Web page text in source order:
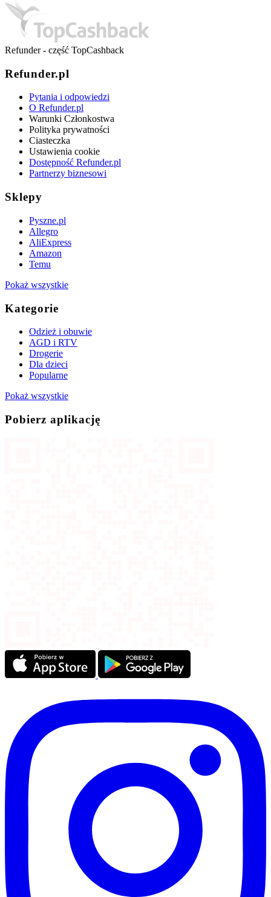
Refunder - część TopCashback
Refunder.pl
Pytania i odpowiedzi
O Refunder.pl
Warunki Członkostwa
Polityka prywatności
Ciasteczka
Ustawienia cookie
Dostępność Refunder.pl
Partnerzy biznesowi
Sklepy
Pyszne.pl
Allegro
AliExpress
Amazon
Temu
Pokaż wszystkie
Kategorie
Odzież i obuwie
AGD i RTV
Drogerie
Dla dzieci
Popularne
Pokaż wszystkie
Pobierz aplikację